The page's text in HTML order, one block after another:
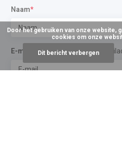
Naam*
E-mail *Uw e-
Door het gebruiken van onze website,
cookies om onze
Dit bericht verbergen